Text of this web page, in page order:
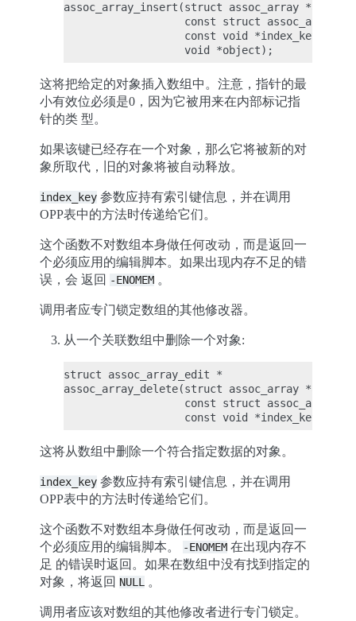
assoc_array_insert(struct assoc_array *array,
const struct
                   const void *index_key,
这将把给定的对象插入数组中。注意，指针的最
小有效位必须是0，因为它被用来在内部标记指
针的类 型。
如果该键已经存在一个对象，那么它将被新的对
象所取代，旧的对象将被自动释放。
index_key 参数应持有索引键信息，并在调用
OPP表中的方法时传递给它们。
这个函数不对数组本身做任何改动，而是返回一
个必须应用的编辑脚本。如果出现内存不足的错
误，会 返回 -ENOMEM 。
调用者应专门锁定数组的其他修改器。
从一个关联数组中删除一个对象:
struct assoc_array_edit *
assoc_array_delete(struct assoc_array *array,
const struct
这将从数组中删除一个符合指定数据的对象。
index_key 参数应持有索引键信息，并在调用
OPP表中的方法时传递给它们。
这个函数不对数组本身做任何改动，而是返回一
个必须应用的编辑脚本。
-ENOMEM 在出现内存不
足 的错误时返回。如果在数组中没有找到指定的
对象，将返回 NULL 。
调用者应该对数组的其他修改者进行专门锁定。